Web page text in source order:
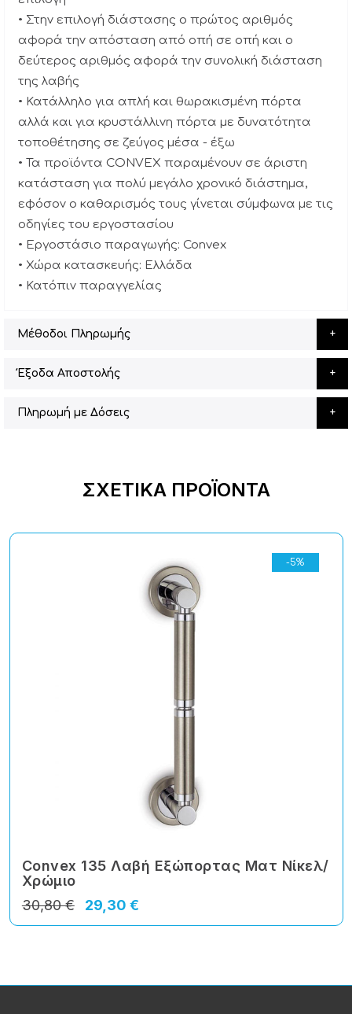
• Στην επιλογή διάστασης ο πρώτος αριθμός
αφορά την απόσταση από οπή σε οπή και ο
δεύτερος αριθμός αφορά την συνολική διάσταση
της λαβής
• Κατάλληλο για απλή και θωρακισμένη πόρτα
αλλά και για κρυστάλλινη πόρτα με δυνατότητα
τοποθέτησης σε ζεύγος μέσα - έξω
• Τα προϊόντα CONVEX παραμένουν σε άριστη
κατάσταση για πολύ μεγάλο χρονικό διάστημα,
εφόσον ο καθαρισμός τους γίνεται σύμφωνα με τις
οδηγίες του εργοστασίου
• Εργοστάσιο παραγωγής: Convex
• Χώρα κατασκευής: Ελλάδα
• Κατόπιν παραγγελίας
Μέθοδοι Πληρωμής
Έξοδα Αποστολής
Πληρωμή με Δόσεις
ΣΧΕΤΙΚΆ ΠΡΟΪΌΝΤΑ
-5%
Convex 135 Λαβή Εξώπορτας Ματ Νίκελ/
Χρώμιο
29,30 €
30,80 €